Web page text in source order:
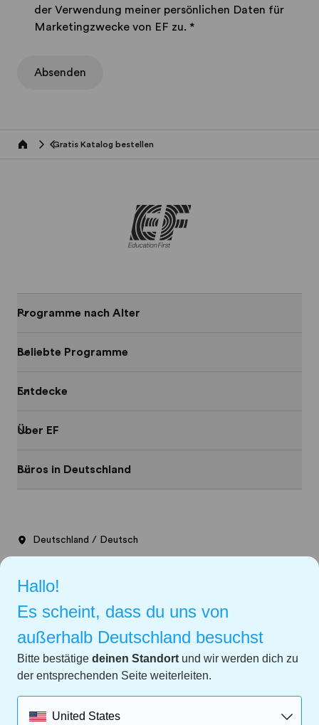
Hallo!
Es scheint, dass du uns von
außerhalb Deutschland besuchst
Bitte bestätige deinen Standort und wir werden dich zu
der entsprechenden Seite weiterleiten.
United States
der Verwendung meiner persönlichen Daten für
Marketingzwecke von EF zu. *
Absenden
Home Gratis Katalog bestellen
Programme nach Alter
Beliebte Programme
Entdecke
Über EF
Büros in Deutschland
Deutschland / Deutsch
Datenschutz
AGB
Cookies
Privacy Settings